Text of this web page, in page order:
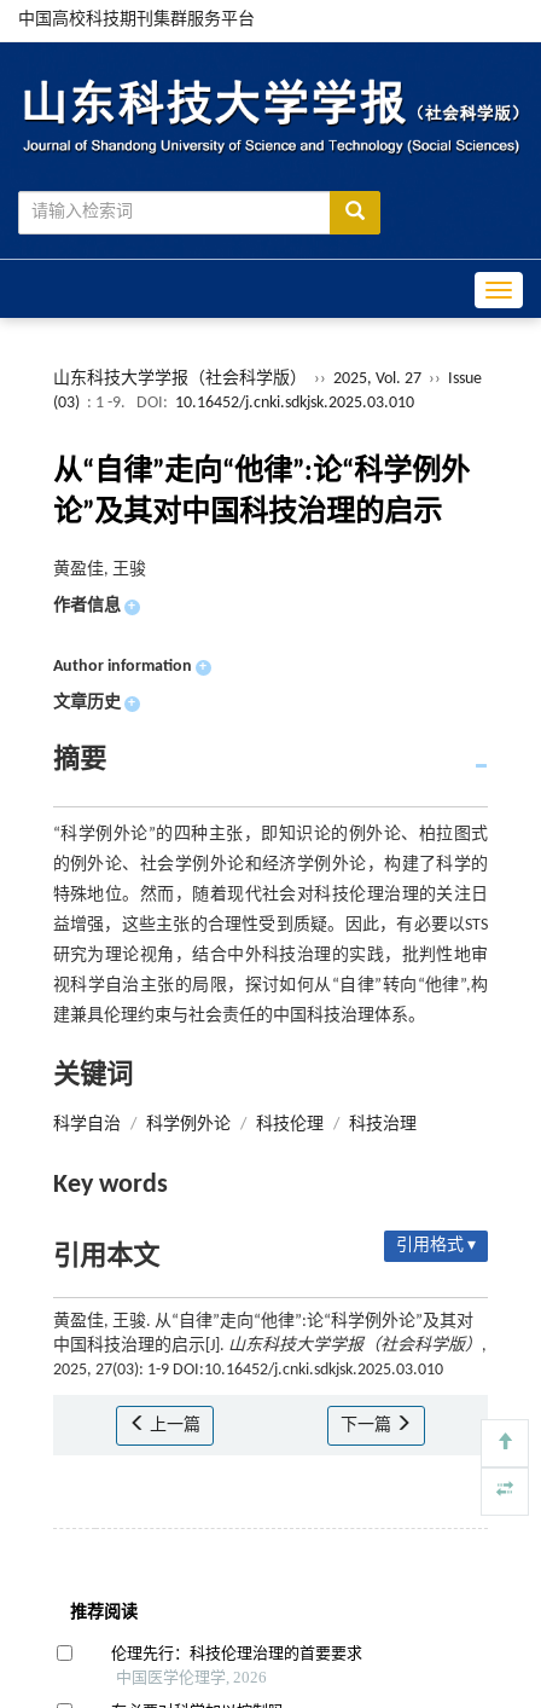
中国高校科技期刊集群服务平台
山东科技大学学报（社会科学版） ›› 2025, Vol. 27 ›› Issue
(03) : 1 -9. DOI: 10.16452/j.cnki.sdkjsk.2025.03.010
从“自律”走向“他律”:论“科学例外
论”及其对中国科技治理的启示
黄盈佳, 王骏
作者信息 +
Author information +
文章历史 +
摘要
“科学例外论”的四种主张，即知识论的例外论、柏拉图式
的例外论、社会学例外论和经济学例外论，构建了科学的
特殊地位。然而，随着现代社会对科技伦理治理的关注日
益增强，这些主张的合理性受到质疑。因此，有必要以STS
研究为理论视角，结合中外科技治理的实践，批判性地审
视科学自治主张的局限，探讨如何从“自律”转向“他律”,构
建兼具伦理约束与社会责任的中国科技治理体系。
关键词
科学自治 / 科学例外论 / 科技伦理 / 科技治理
Key words
引用本文 引用格式 ▾
黄盈佳, 王骏. 从“自律”走向“他律”:论“科学例外论”及其对
中国科技治理的启示[J]. 山东科技大学学报（社会科学版） ,
2025, 27(03): 1-9 DOI:10.16452/j.cnki.sdkjsk.2025.03.010
上一篇 下一篇